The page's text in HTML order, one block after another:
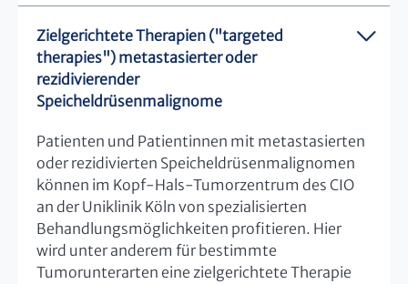
Zielgerichtete Therapien ("targeted
therapies") metastasierter oder
rezidivierender
Speicheldrüsenmalignome
Patienten und Patientinnen mit metastasierten
oder rezidivierten Speicheldrüsenmalignomen
können im Kopf-Hals-Tumorzentrum des CIO
an der Uniklinik Köln von spezialisierten
Behandlungsmöglichkeiten profitieren. Hier
wird unter anderem für bestimmte
Tumorunterarten eine zielgerichtete Therapie